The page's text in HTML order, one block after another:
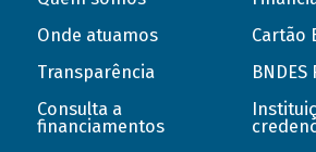
Onde atuamos
Transparência
Consulta a
financiamentos
Cartão
BNDES